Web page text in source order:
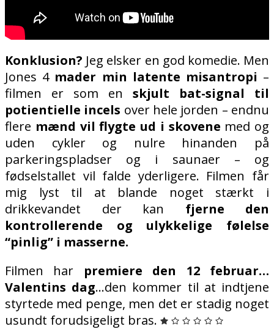
Konklusion? Jeg elsker en god komedie. Men
Jones 4 mader min latente misantropi –
filmen er som en skjult bat-signal til
potientielle incels over hele jorden – endnu
flere mænd vil flygte ud i skovene med og
uden cykler og nulre hinanden på
parkeringspladser og i saunaer – og
fødselstallet vil falde yderligere. Filmen får
mig lyst til at blande noget stærkt i
drikkevandet der kan fjerne den
kontrollerende og ulykkelige følelse
“pinlig” i masserne.
Filmen har premiere den 12 februar…
Valentins dag…den kommer til at indtjene
styrtede med penge, men det er stadig noget
usundt forudsigeligt bras.